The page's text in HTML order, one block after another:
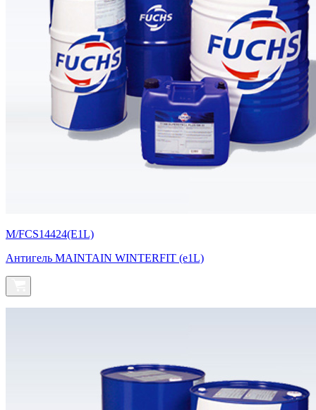
M/FCS14424(E1L)
Антигель MAINTAIN WINTERFIT (e1L)